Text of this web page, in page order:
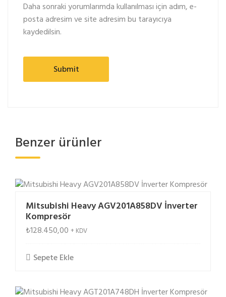
Daha sonraki yorumlarımda kullanılması için adım, e-
posta adresim ve site adresim bu tarayıcıya
kaydedilsin.
Benzer ürünler
Mitsubishi Heavy AGV201A858DV İnverter
Kompresör
₺128.450,00 + KDV
Sepete Ekle